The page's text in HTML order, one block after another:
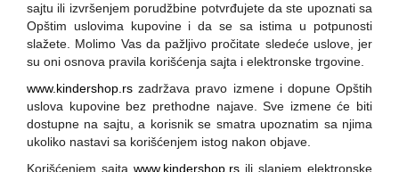
GUMENE BOMBONE 1KG
JAJA SA IGRAČKOM
IGRAČKE
KISELE TRAKE
MARSHMALLOW
sajtu ili izvršenjem porudžbine potvrđujete da ste upoznati sa
Opštim uslovima kupovine i da se sa istima u potpunosti
slažete. Molimo Vas da pažljivo pročitate sledeće uslove, jer
su oni osnova pravila korišćenja sajta i elektronske trgovine.
www.kindershop.rs zadržava pravo izmene i dopune Opštih
uslova kupovine bez prethodne najave. Sve izmene će biti
dostupne na sajtu, a korisnik se smatra upoznatim sa njima
ukoliko nastavi sa korišćenjem istog nakon objave.
Korišćenjem sajta www.kindershop.rs ili slanjem elektronske